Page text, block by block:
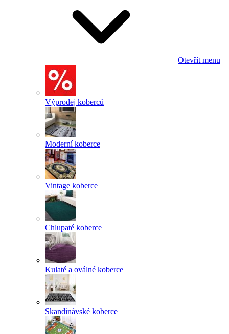
Otevřít menu
Výprodej koberců
Moderní koberce
Vintage koberce
Chlupaté koberce
Kulaté a oválné koberce
Skandinávské koberce